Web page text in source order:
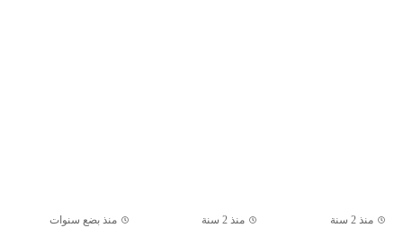
منذ 2 سنة منذ 2 سنة منذ بضع سنوات